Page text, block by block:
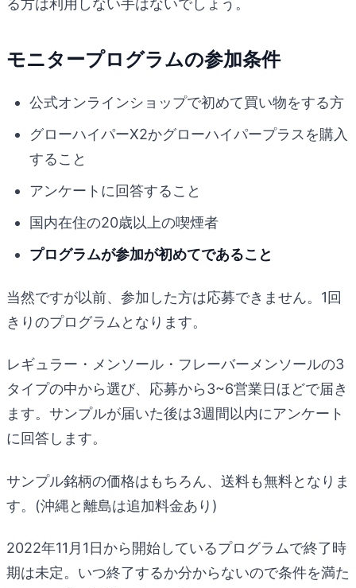
モニタープログラムの参加条件
公式オンラインショップで初めて買い物をする方
グローハイパーX2かグローハイパープラスを購入
すること
アンケートに回答すること
国内在住の20歳以上の喫煙者
プログラムが参加が初めてであること
当然ですが以前、参加した方は応募できません。1回
きりのプログラムとなります。
レギュラー・メンソール・フレーバーメンソールの3
タイプの中から選び、応募から3~6営業日ほどで届き
ます。サンプルが届いた後は3週間以内にアンケート
に回答します。
サンプル銘柄の価格はもちろん、送料も無料となりま
す。(沖縄と離島は追加料金あり)
2022年11月1日から開始しているプログラムで終了時
期は未定。いつ終了するか分からないので条件を満た